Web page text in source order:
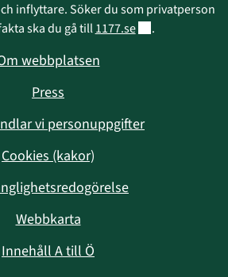
inflyttare. Söker du som privatperson
ska du gå till 1177.seLänk till annan
.
webbplatsen
Press
vi personuppgifter
Cookies (kakor)
Webbkarta
Innehåll A till Ö